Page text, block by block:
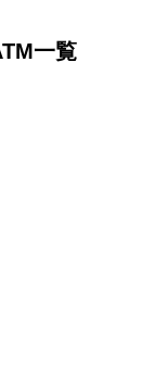
一覧